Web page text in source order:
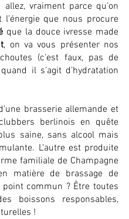
vraiment parce qu’on
l’énergie que nous procure
que la douce ivresse made
, on va vous présenter nos
(c’est faux, pas de
il s’agit d’hydratation
brasserie allemande et
berlinois en quête
saine, sans alcool mais
L’autre est produite
familiale de Champagne
matière de brassage de
commun ? Être toutes
boissons responsables,
!